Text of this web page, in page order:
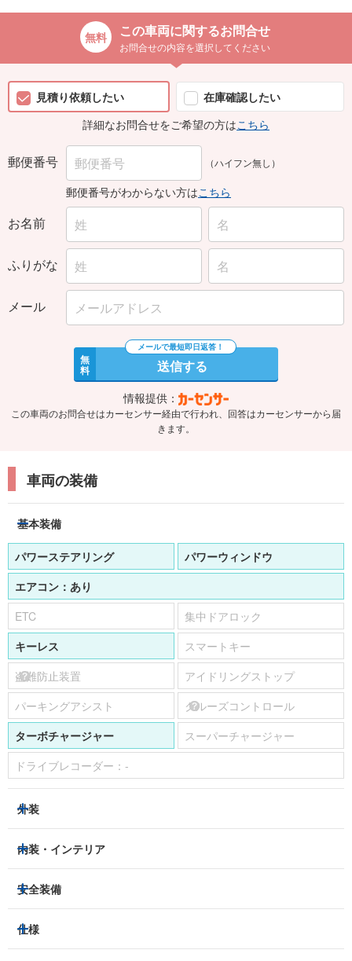
この車両に関するお問合せ
お問合せの内容を選択してください
見積り依頼したい
在庫確認したい
詳細なお問合せをご希望の方はこちら
郵便番号 （ハイフン無し）
郵便番号がわからない方はこちら
お名前
ふりがな
メール
無
料 送信する
情報提供：
この車両のお問合せはカーセンサー経由で行われ、回答はカーセンサーから届
きます。
車両の装備
基本装備
パワーステアリング
パワーウィンドウ
エアコン： あり
ETC
集中ドアロック
キーレス
スマートキー
盗難防止装置
アイドリングストップ
パーキングアシスト
クルーズコントロール
ターボチャージャー
スーパーチャージャー
ドライブレコーダー： -
外装
LEDヘッドライト
アルミホイール：あり
サンルーフ/ガラスルーフ
内装・インテリア
3列シート
ベンチシート
パワーシート
安全装備
トラクションコントロール
レーンキープアシスト
横滑り防止装置
仕様